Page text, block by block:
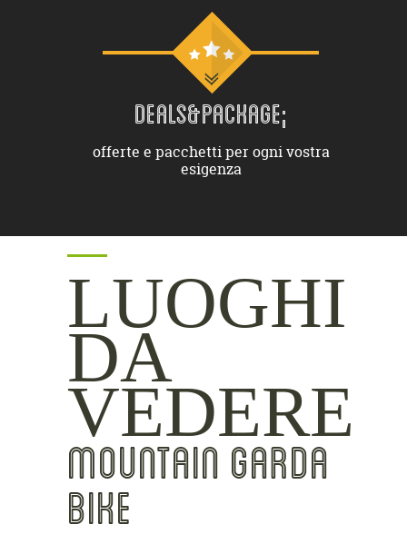
DEALS&PACKAGE;
offerte e pacchetti per ogni vostra
esigenza
LUOGHI
DA
VEDERE
MOUNTAIN GARDA
BIKE